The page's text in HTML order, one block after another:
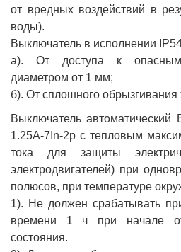
от вредных воздействий в
воды).
Выключатель в исполнении
а). От доступа к опасным
диаметром от 1 мм;
б). От сплошного обрызгивания
Выключатель
1.25А-7In-2р с тепловым
тока для защиты
электродвигателей) при
полюсов, при температуре
1). Не должен срабатывать
времени 1 ч при начале
состояния.